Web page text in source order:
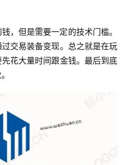
，但是需要一定的技术门槛。
交易装备变现。总之就是在玩
花大量时间跟金钱。最后到底